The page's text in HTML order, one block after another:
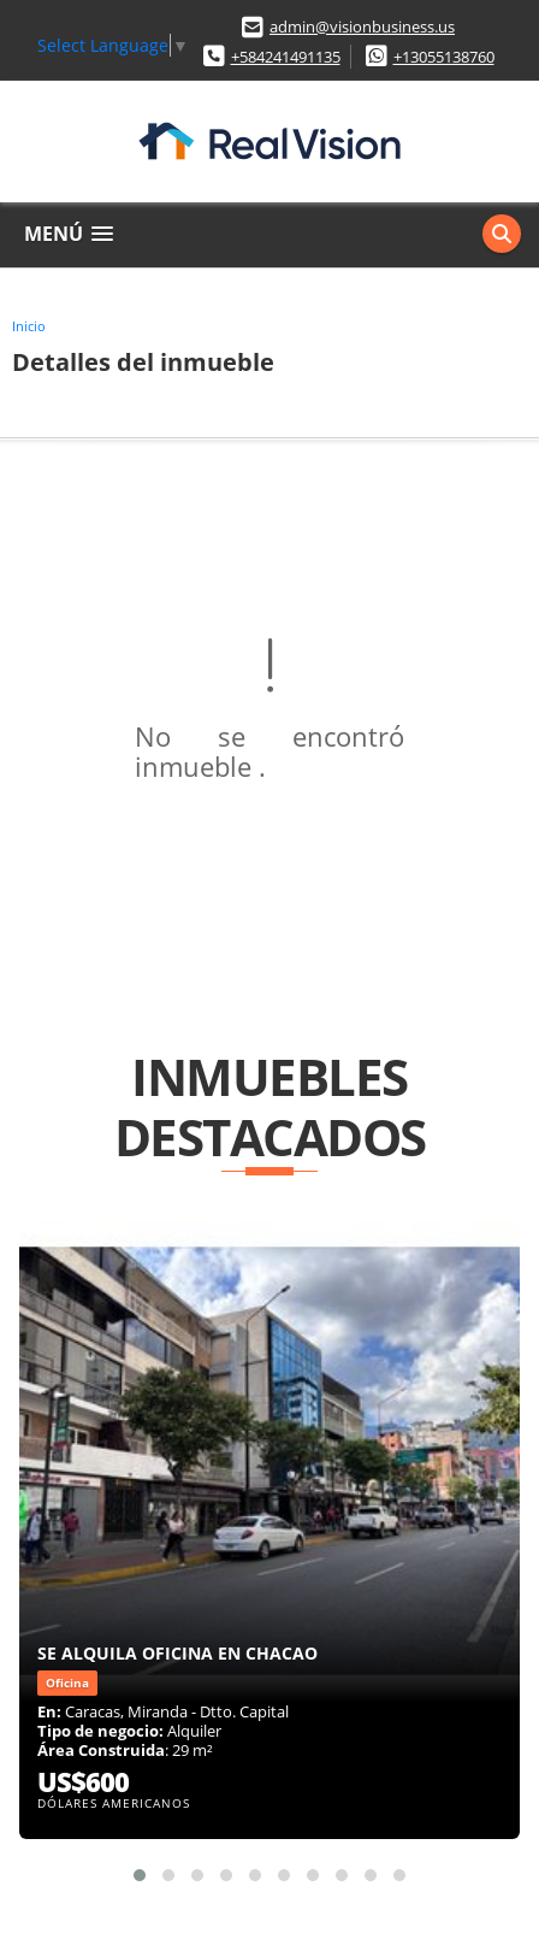
Select Language ▼
admin@visionbusiness.us
+584241491135
+13055138760
MENÚ
Inicio
Detalles del inmueble
No se encontró
inmueble .
INMUEBLES
DESTACADOS
SE ALQUILA OFICINA EN CHACAO
Oficina
En: Caracas, Miranda - Dtto. Capital
Tipo de negocio: Alquiler
Área Construida: 29 m²
US$600
DÓLARES AMERICANOS